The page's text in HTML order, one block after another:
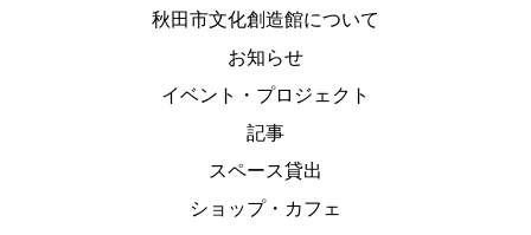
秋田市文化創造館について
お知らせ
イベント・プロジェクト
記事
スペース貸出
ショップ・カフェ